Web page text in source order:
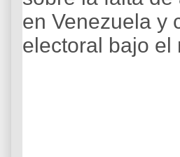
en Venezuela y
electoral bajo el